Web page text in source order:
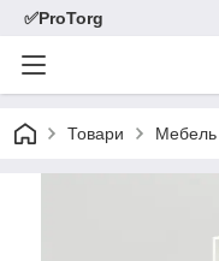
✅ProTorg
Товари